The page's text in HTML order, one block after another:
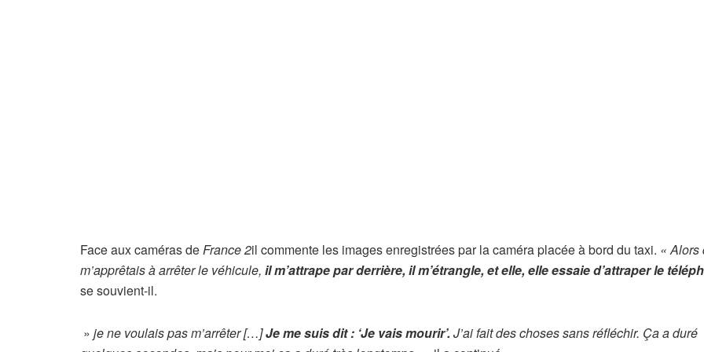
Face aux caméras deFrance 2il commente les images enregistrées par la caméra placée à bord du taxi. « Alors
m’apprêtais à arrêter le véhicule, il m’attrape par derrière, il m’étrangle, et elle, elle essaie d’attraper le
se souvient-il.
» je ne voulais pas m’arrêter […]Je me suis dit : ‘Je vais mourir’. J’ai fait des choses sans réfléchir. Ça a duré